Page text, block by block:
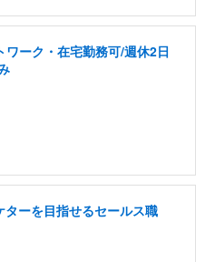
ーク・在宅勤務可/週休2日
ーを目指せるセールス職